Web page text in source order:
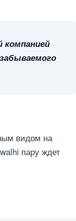
компанией
видом на
пару ждет